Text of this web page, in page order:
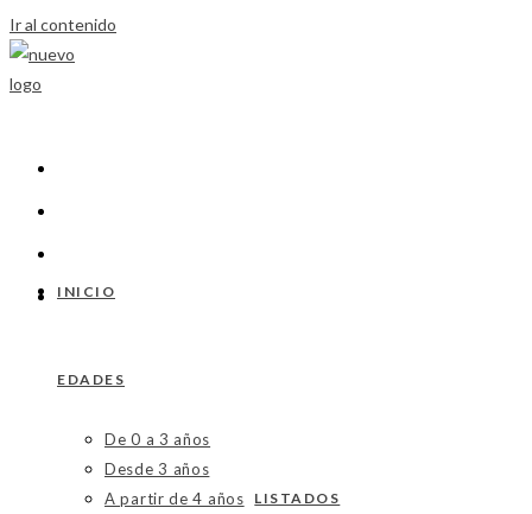
Ir al contenido
INICIO
EDADES
De 0 a 3 años
Desde 3 años
A partir de 4 años
LISTADOS